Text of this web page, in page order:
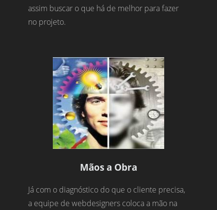
assim buscar o que há de melhor para fazer
no projeto.
Mãos a Obra
Já com o diagnóstico do que o cliente precisa,
a equipe de webdesigners coloca a mão na